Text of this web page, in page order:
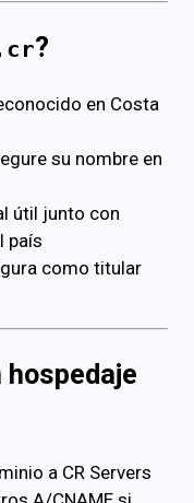
?
en Costa
su nombre en
útil junto con
país
como titular
a CR Servers